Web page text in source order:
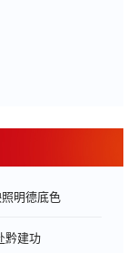
明德底色
黔建功